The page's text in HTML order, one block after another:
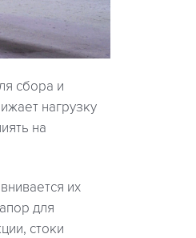
сбора и
нагрузку
на
их
для
стоки